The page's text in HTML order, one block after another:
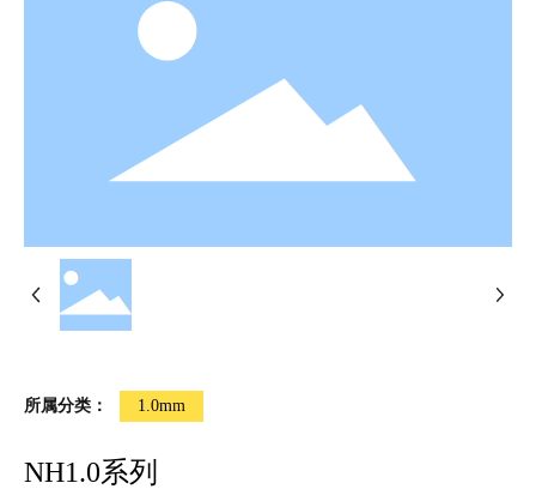
所属分类： 1.0mm
NH1.0系列